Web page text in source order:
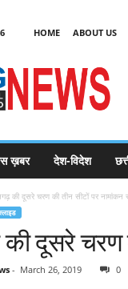
HOME ABOUT US
ख़बर देश-विदेश
की दूसरे चरण की तीन सीटों पर नामांकन
दूसरे चरण
- March 26, 2019 0